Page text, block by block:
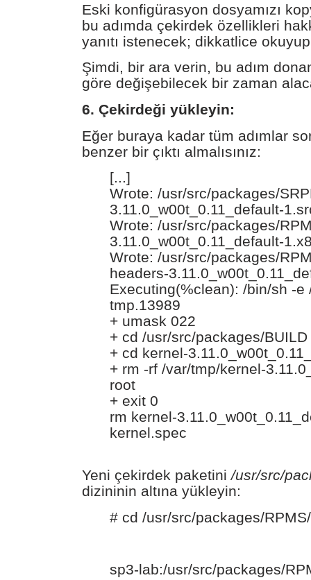
Eski konfigürasyon dosyamızı
bu adımda çekirdek özellikleri
yanıtı istenecek; dikkatlice okuyup
Şimdi, bir ara verin, bu adım
göre değişebilecek bir zaman
6. Çekirdeği yükleyin:
Eğer buraya kadar tüm adımlar
benzer bir çıktı almalısınız:
[...]
Wrote: /usr/src/packages/
3.11.0_w00t_0.11_default-
Wrote: /usr/src/packages/
3.11.0_w00t_0.11_default-
Wrote: /usr/src/packages/
headers-
Executing(%clean): /bin/sh -e
tmp.13989
+ umask 022
+ cd /usr/src/packages/BUILD
+ cd kernel-
+ rm -rf /var/tmp/kernel-
root
+ exit 0
rm kernel-
kernel.spec
Yeni çekirdek paketini/usr/src/
dizininin altına yükleyin:
# cd /usr/src/packages/
sp3-lab:/usr/src/packages/